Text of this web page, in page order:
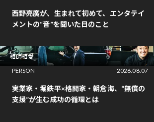
西野亮廣が、生まれて初めて、エンタテイ
メントの“音”を聞いた日のこと
相師相愛
PERSON
2026.08.07
実業家・堀鉄平×格闘家・朝倉海、“無償の
支援”が生む成功の循環とは